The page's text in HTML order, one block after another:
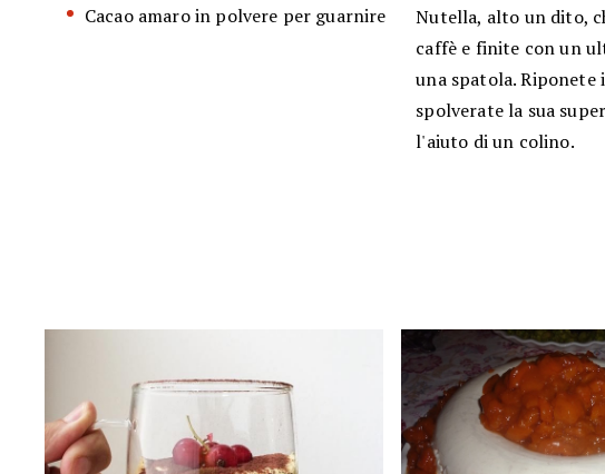
Cacao amaro in polvere per guarnire
Nutella, alto un dito,
caffè e finite con un
una spatola.
spolverate la sua
l'aiuto di un colino.